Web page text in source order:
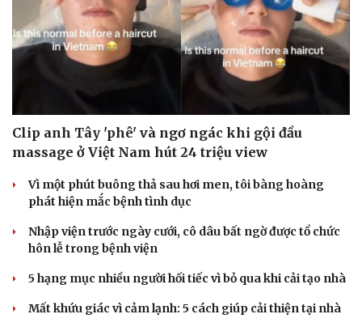
Clip anh Tây 'phê' và ngơ ngác khi gội đầu
massage ở Việt Nam hút 24 triệu view
Vì một phút buông thả sau hơi men, tôi bàng hoàng
phát hiện mắc bệnh tình dục
Nhập viện trước ngày cưới, cô dâu bất ngờ được tổ chức
hôn lễ trong bệnh viện
5 hạng mục nhiều người hối tiếc vì bỏ qua khi cải tạo nhà
Mất khứu giác vì cảm lạnh: 5 cách giúp cải thiện tại nhà